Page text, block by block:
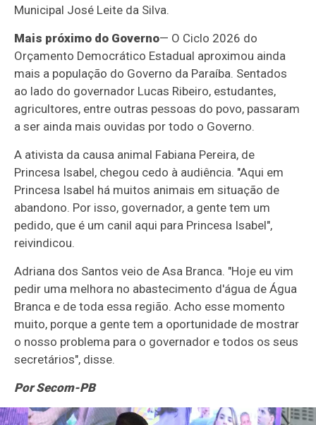
Municipal José Leite da Silva.
Mais próximo do Governo— O Ciclo 2026 do
Orçamento Democrático Estadual aproximou ainda
mais a população do Governo da Paraíba. Sentados
ao lado do governador Lucas Ribeiro, estudantes,
agricultores, entre outras pessoas do povo, passaram
a ser ainda mais ouvidas por todo o Governo.
A ativista da causa animal Fabiana Pereira, de
Princesa Isabel, chegou cedo à audiência. "Aqui em
Princesa Isabel há muitos animais em situação de
abandono. Por isso, governador, a gente tem um
pedido, que é um canil aqui para Princesa Isabel",
reivindicou.
Adriana dos Santos veio de Asa Branca. "Hoje eu vim
pedir uma melhora no abastecimento d'água de Água
Branca e de toda essa região. Acho esse momento
muito, porque a gente tem a oportunidade de mostrar
o nosso problema para o governador e todos os seus
secretários", disse.
Por Secom-PB